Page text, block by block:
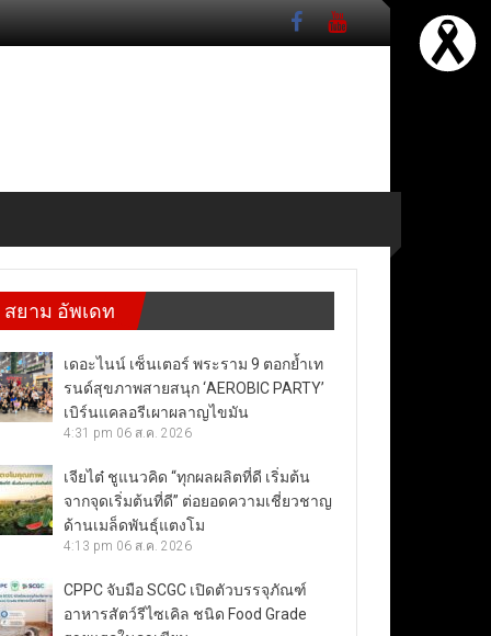
สยาม อัพเดท
เดอะไนน์ เซ็นเตอร์ พระราม 9 ตอกย้ำเท
รนด์สุขภาพสายสนุก ‘AEROBIC PARTY’
เบิร์นแคลอรีเผาผลาญไขมัน
4:31 pm 06 ส.ค. 2026
เจียไต๋ ชูแนวคิด “ทุกผลผลิตที่ดี เริ่มต้น
จากจุดเริ่มต้นที่ดี” ต่อยอดความเชี่ยวชาญ
ด้านเมล็ดพันธุ์แตงโม
4:13 pm 06 ส.ค. 2026
CPPC จับมือ SCGC เปิดตัวบรรจุภัณฑ์
อาหารสัตว์รีไซเคิล ชนิด Food Grade